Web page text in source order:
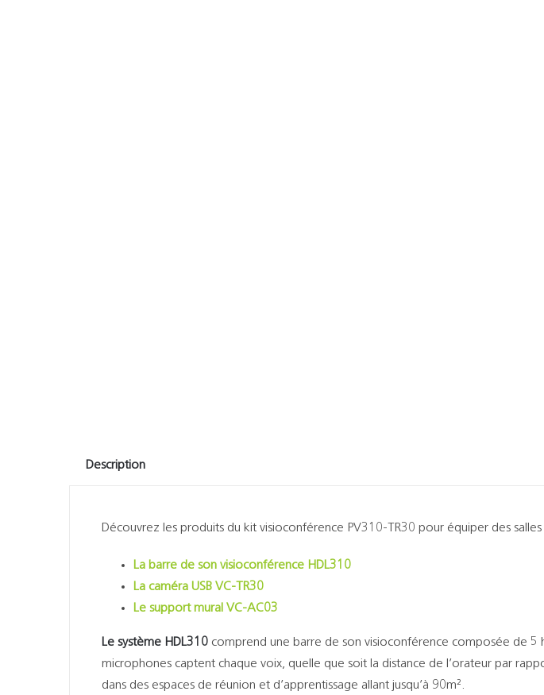
Description
Découvrez les produits du kit visioconférence PV310-TR30 pour équiper des
La barre de son visioconférence HDL310
La caméra USB VC-TR30
Le support mural VC-AC03
Le système HDL310comprend une barre de son visioconférence composée de 5
microphones captent chaque voix, quelle que soit la distance de l’orateur par
dans des espaces de réunion et d’apprentissage allant jusqu’à 90m².